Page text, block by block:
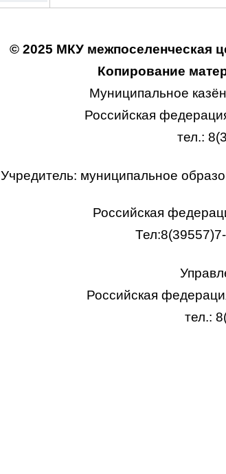
© 2025 МКУ межпоселенческая
Копирование
Муниципальное
Российская
тел.:
Учредитель: муниципальное
Российская
Российская
тел.: